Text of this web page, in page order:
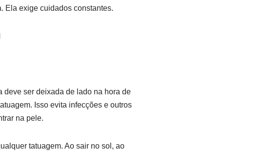
Ela exige cuidados constantes.
deve ser deixada de lado na hora de
Isso evita infecções e outros
na pele.
tatuagem. Ao sair no sol, ao